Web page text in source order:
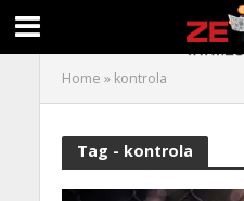
Home » kontrola
Tag - kontrola